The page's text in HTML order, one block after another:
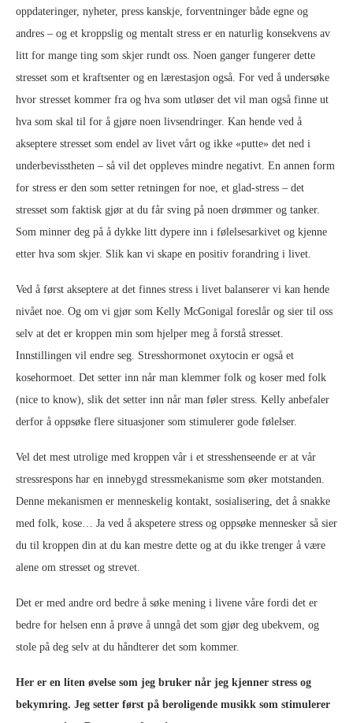
oppdateringer, nyheter, press kanskje, forventninger både egne og
andres – og et kroppslig og mentalt stress er en naturlig konsekvens av
litt for mange ting som skjer rundt oss. Noen ganger fungerer dette
stresset som et kraftsenter og en lærestasjon også. For ved å undersøke
hvor stresset kommer fra og hva som utløser det vil man også finne ut
hva som skal til for å gjøre noen livsendringer. Kan hende ved å
akseptere stresset som endel av livet vårt og ikke «putte» det ned i
underbevisstheten – så vil det oppleves mindre negativt. En annen form
for stress er den som setter retningen for noe, et glad-stress – det
stresset som faktisk gjør at du får sving på noen drømmer og tanker.
Som minner deg på å dykke litt dypere inn i følelsesarkivet og kjenne
etter hva som skjer. Slik kan vi skape en positiv forandring i livet.
Ved å først akseptere at det finnes stress i livet balanserer vi kan hende
nivået noe. Og om vi gjør som Kelly McGonigal foreslår og sier til oss
selv at det er kroppen min som hjelper meg å forstå stresset.
Innstillingen vil endre seg. Stresshormonet oxytocin er også et
kosehormoet. Det setter inn når man klemmer folk og koser med folk
(nice to know), slik det setter inn når man føler stress. Kelly anbefaler
derfor å oppsøke flere situasjoner som stimulerer gode følelser.
Vel det mest utrolige med kroppen vår i et stresshenseende er at vår
stressrespons har en innebygd stressmekanisme som øker motstanden.
Denne mekanismen er menneskelig kontakt, sosialisering, det å snakke
med folk, kose… Ja ved å akspetere stress og oppsøke mennesker så sier
du til kroppen din at du kan mestre dette og at du ikke trenger å være
alene om stresset og strevet.
Det er med andre ord bedre å søke mening i livene våre fordi det er
bedre for helsen enn å prøve å unngå det som gjør deg ubekvem, og
stole på deg selv at du håndterer det som kommer.
Her er en liten øvelse som jeg bruker når jeg kjenner stress og
bekymring. Jeg setter først på beroligende musikk som stimulerer